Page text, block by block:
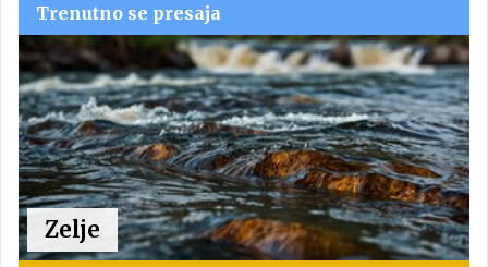
Trenutno se presaja
Zelje